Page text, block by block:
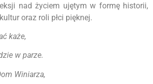
nad życiem ujętym w formę historii,
oraz roli płci pięknej.
każe,
w parze.
Winiarza,